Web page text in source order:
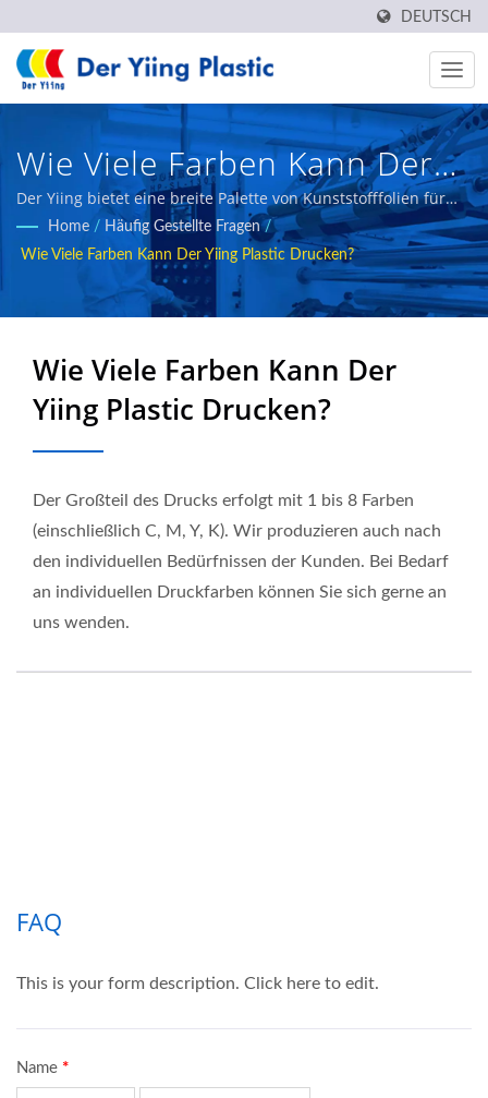
DEUTSCH
Wie Viele Farben Kann Der
Yiing Plastic Drucken? /
REACH & RoHS
Co.,Ltd.
Der Yiing bietet eine breite Palette von Kunststofffolien für
verschiedene Branchen an, unsere Hauptprodukte umfassen
wärmeversiegelbare BOPP-Folie, BOPE-Folie, CPP-Folie,
Mehrschicht-Coextrudierte Folie, Bandierfolie, usw.
Home / Häufig Gestellte Fragen /
Wie Viele Farben Kann Der Yiing Plastic Drucken?
Wie Viele Farben Kann Der
Yiing Plastic Drucken?
Der Großteil des Drucks erfolgt mit 1 bis 8 Farben
(einschließlich C, M, Y, K). Wir produzieren auch nach
den individuellen Bedürfnissen der Kunden. Bei Bedarf
an individuellen Druckfarben können Sie sich gerne an
uns wenden.